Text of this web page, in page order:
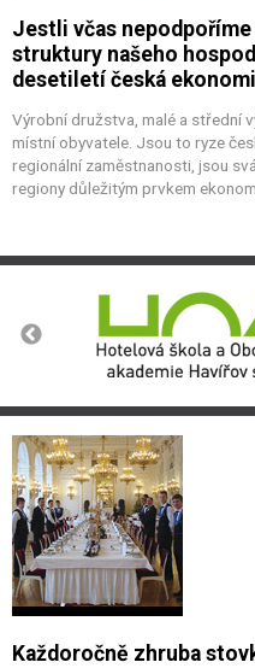
Jestli včas
struktury našeho
desetiletí česká
Výrobní družstva, malé a střední
místní obyvatele. Jsou to ryze
regionální zaměstnanosti, jsou
regiony důležitým prvkem
Každoročně zhruba